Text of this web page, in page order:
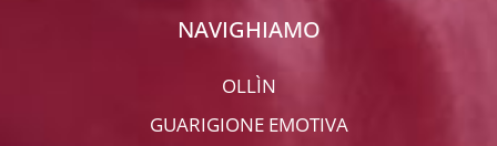
NAVIGHIAMO
OLLÌN
GUARIGIONE EMOTIVA